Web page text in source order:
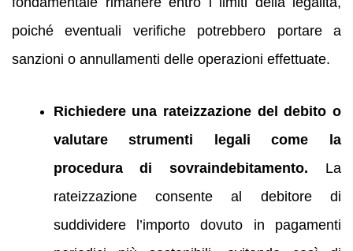
poiché eventuali verifiche potrebbero portare a
sanzioni o annullamenti delle operazioni effettuate.
Richiedere una rateizzazione del debito o
valutare strumenti legali come la
procedura di sovraindebitamento. La
rateizzazione consente al debitore di
suddividere l’importo dovuto in pagamenti